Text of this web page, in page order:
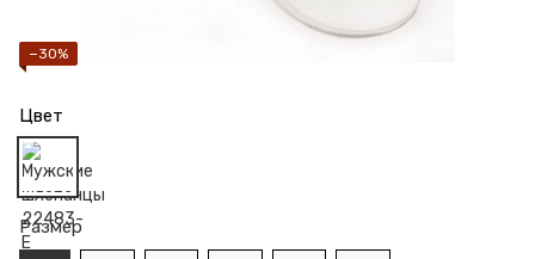
−30%
Цвет
Размер